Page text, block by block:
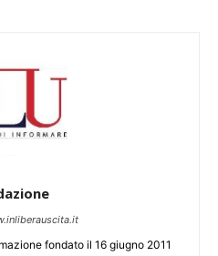
fondato il 16 giugno 2011